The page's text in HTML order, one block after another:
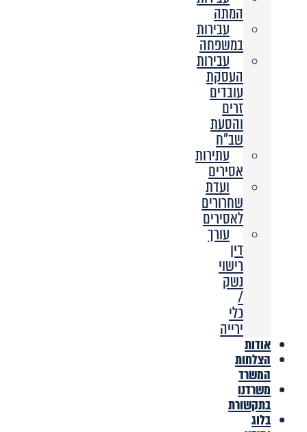
המתה
עבירות
במשפחה
עבירות
העסקת
עובדים
זרים
והסעת
שב”ח
עתירות
אסירים
ועדת
שחרורים
לאסירים
עורך
דין
רישוי
נשק
/
כלי
ירייה
אודות
הצלחות
המשרד
משרדנו
בתקשורת
בלוג